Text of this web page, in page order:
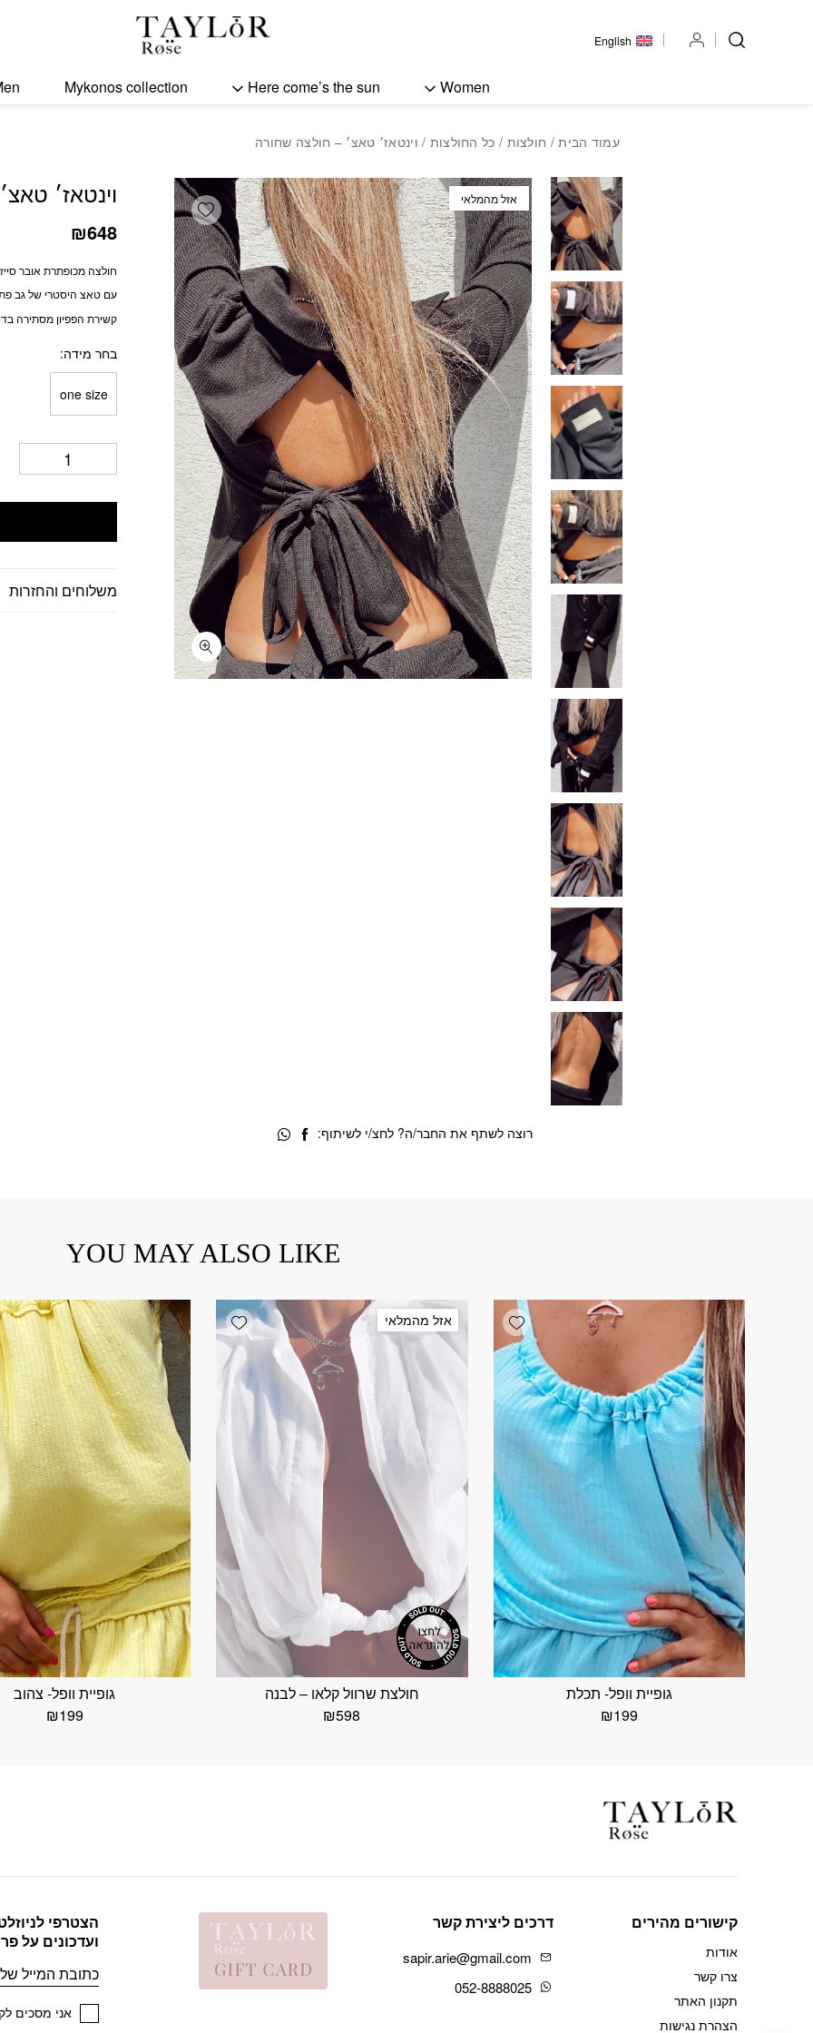
English
Women
Here come’s the sun
Mykonos collection
עמוד הבית/ חולצות / כל החולצות / וינטאז׳ טאצ׳ – חולצה שחורה
וינטאז׳
₪648
חולצה מכופתרת אובר סייז
עם טאצ היסטרי של גב
קשירת הפפיון מסתירה
בחר מידה
one size
משלוחים והחזרות
אזל מהמלאי Add wishlist
רוצה לשתף את החבר/ה? לחצ/י לשיתוף:
YOU MAY ALSO LIKE
Add wishlist
גופיית וופל- תכלת
₪199
Add wishlist אזל מהמלאי
חולצת שרוול קלאו – לבנה
₪598
גופיית וופל- צהוב
₪199
הצטרפי
ועדכונים על
אימייל
אני מסכים
דרכים ליצירת קשר
sapir.arie@gmail.com
052-8888025
קישורים מהירים
אודות
צרו קשר
תקנון האתר
הצהרת נגישות